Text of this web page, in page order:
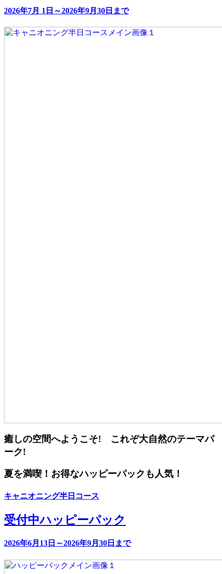
2026年7月 1日～2026年9月30日まで
癒しの空間へようこそ! これぞ大自然のテーマパ
ーク!
夏を満喫！お得なハッピーパックも人気！
キャニオニング半日コース
受付中ハッピーパック
2026年6月13日～2026年9月30日まで